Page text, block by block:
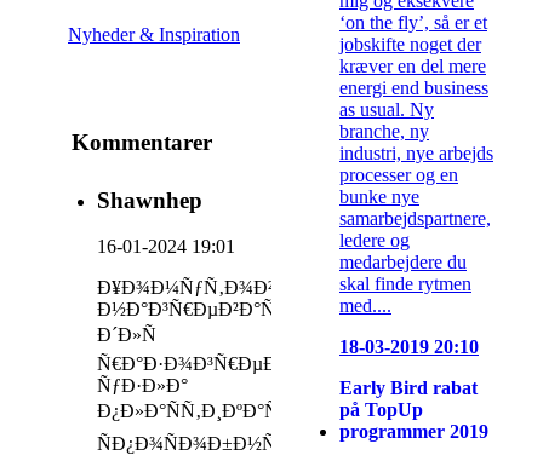
Nyheder & Inspiration
Kommentarer
Shawnhep
16-01-2024 19:01
Ð¥Ð¾Ð¼ÑƒÑ‚Ð¾Ð²Ñ‹Ðµ
Ð½Ð°Ð³Ñ€ÐµÐ²Ð°Ñ‚ÐµÐ»Ð¸
Ð´Ð»Ñ
Ñ€Ð°Ð·Ð¾Ð³Ñ€ÐµÐ²Ð°
ÑƒÐ·Ð»Ð°
Ð¿Ð»Ð°ÑÑ‚Ð¸ÐºÐ°Ñ†Ð¸Ð¸
ÑÐ¿Ð¾ÑÐ¾Ð±Ð½Ñ‹
‘on the fly’, så er et
jobskifte noget der
kræver en del mere
energi end business
as usual. Ny
branche, ny
industri, nye arbejds
processer og en
bunke nye
samarbejdspartnere,
ledere og
medarbejdere du
skal finde rytmen
med....
18-03-2019 20:10
Early Bird rabat
på TopUp
programmer 2019